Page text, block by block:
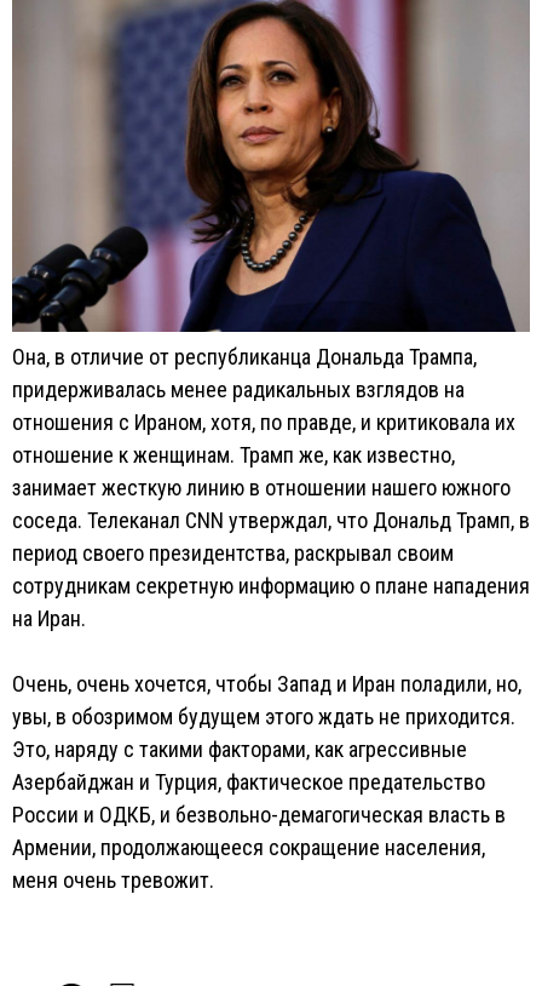
Она, в отличие от республиканца Дональда Трампа,
придерживалась менее радикальных взглядов на
отношения с Ираном, хотя, по правде, и критиковала их
отношение к женщинам. Трамп же, как известно,
занимает жесткую линию в отношении нашего южного
соседа. Телеканал CNN утверждал, что Дональд Трамп, в
период своего президентства, раскрывал своим
сотрудникам секретную информацию о плане нападения
на Иран.
Очень, очень хочется, чтобы Запад и Иран поладили, но,
увы, в обозримом будущем этого ждать не приходится.
Это, наряду с такими факторами, как агрессивные
Азербайджан и Турция, фактическое предательство
России и ОДКБ, и безвольно-демагогическая власть в
Армении, продолжающееся сокращение населения,
меня очень тревожит.